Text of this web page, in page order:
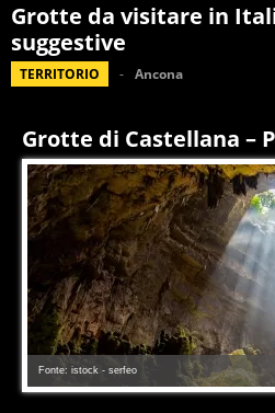
Grotte da visitare in
suggestive
TERRITORIO Ancona
Grotte di Castellana –
Fonte: istock - serfeo